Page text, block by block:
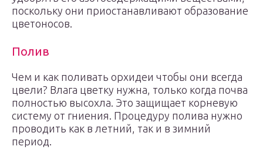
поскольку они приостанавливают образование
цветоносов.
Полив
Чем и как поливать орхидеи чтобы они всегда
цвели? Влага цветку нужна, только когда почва
полностью высохла. Это защищает корневую
систему от гниения. Процедуру полива нужно
проводить как в летний, так и в зимний
период.